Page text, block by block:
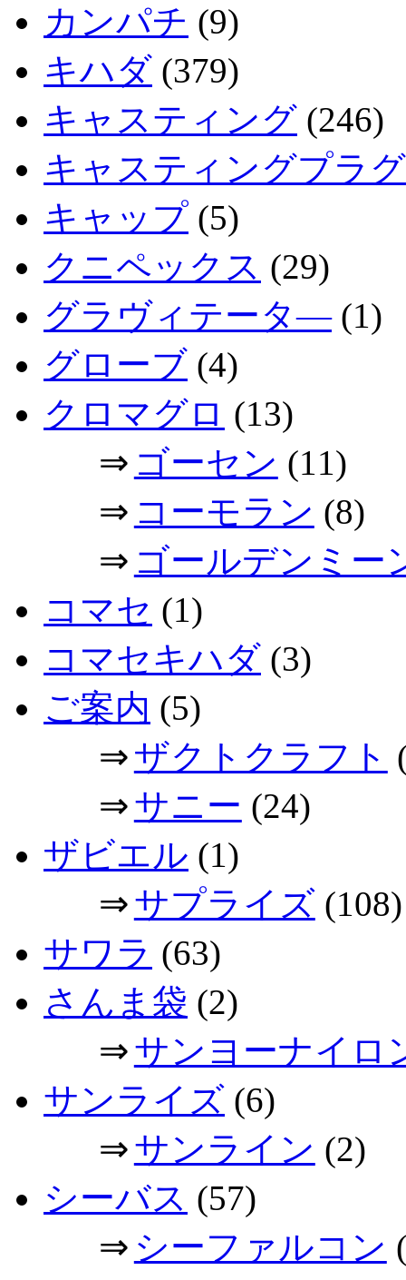
カンパチ (9)
キハダ (379)
キャスティング (246)
キャスティングプラ
キャップ (5)
クニペックス (29)
グラヴィテータ―(1)
グローブ (4)
クロマグロ (13)
⇒ ゴーセン (11)
⇒ コーモラン (8)
⇒ ゴールデンミー
コマセ (1)
コマセキハダ (3)
ご案内 (5)
⇒ザクトクラフト
⇒サニー (24)
ザビエル (1)
⇒サプライズ(108)
サワラ (63)
さんま袋 (2)
⇒サンヨーナイロ
サンライズ (6)
⇒サンライン (2)
シーバス (57)
⇒ シーファルコン